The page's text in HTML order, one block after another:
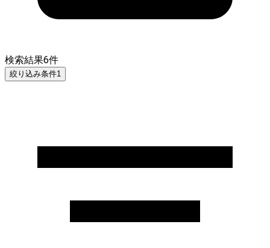
検索結果6件
絞り込み条件1